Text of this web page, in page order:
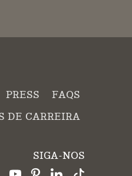
PRESS
FAQS
DE CARREIRA
SIGA-NOS